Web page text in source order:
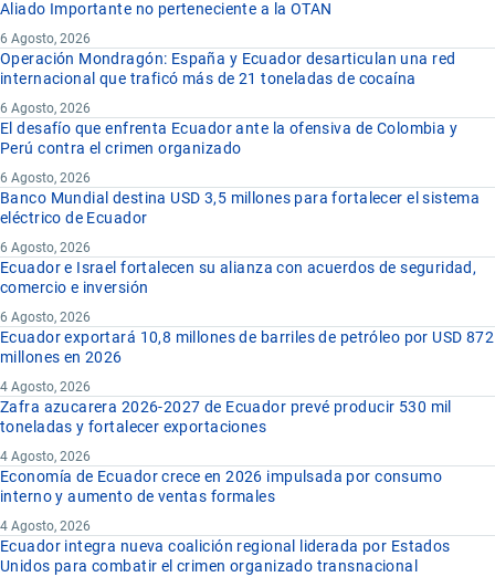
Aliado Importante no perteneciente a la OTAN
6 Agosto, 2026
Operación Mondragón: España y Ecuador desarticulan una red
internacional que traficó más de 21 toneladas de cocaína
6 Agosto, 2026
El desafío que enfrenta Ecuador ante la ofensiva de Colombia y
Perú contra el crimen organizado
6 Agosto, 2026
Banco Mundial destina USD 3,5 millones para fortalecer el sistema
eléctrico de Ecuador
6 Agosto, 2026
Ecuador e Israel fortalecen su alianza con acuerdos de seguridad,
comercio e inversión
6 Agosto, 2026
Ecuador exportará 10,8 millones de barriles de petróleo por USD 872
millones en 2026
4 Agosto, 2026
Zafra azucarera 2026-2027 de Ecuador prevé producir 530 mil
toneladas y fortalecer exportaciones
4 Agosto, 2026
Economía de Ecuador crece en 2026 impulsada por consumo
interno y aumento de ventas formales
4 Agosto, 2026
Ecuador integra nueva coalición regional liderada por Estados
Unidos para combatir el crimen organizado transnacional